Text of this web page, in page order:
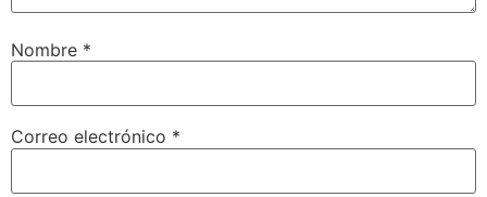
Nombre *
Correo electrónico *